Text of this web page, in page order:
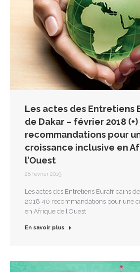
Les actes des Entretiens
de Dakar – février 2018 (+)
recommandations pour
croissance inclusive en
l’Ouest
28 février 2019
Les actes des Entretiens Eurafricains
2018 40 recommandations pour une
en Afrique de l’Ouest
En savoir plus